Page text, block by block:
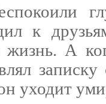
к
жизнь. А
уходит